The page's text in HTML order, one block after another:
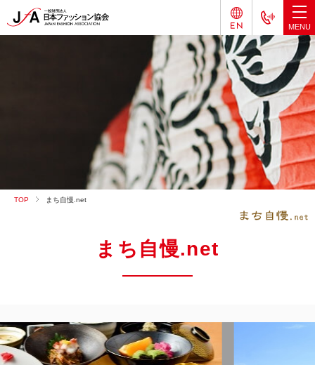
TOP まち自慢.net
まち自慢.net